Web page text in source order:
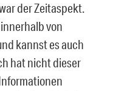
der Zeitaspekt.
von
kannst es auch
hat nicht dieser